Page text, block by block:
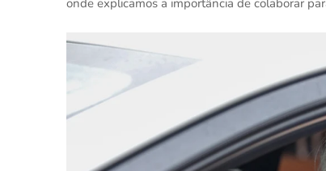
onde explicamos a importância de colaborar